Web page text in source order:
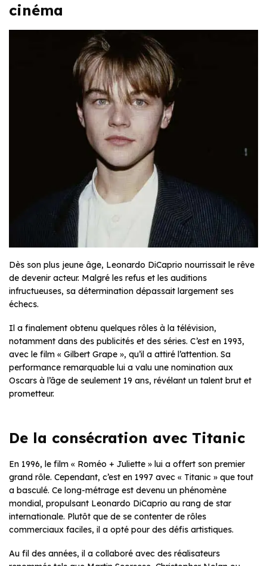
cinéma
Dès son plus jeune âge, Leonardo DiCaprio nourrissait le rêve
de devenir acteur. Malgré les refus et les auditions
infructueuses, sa détermination dépassait largement ses
échecs.
Il a finalement obtenu quelques rôles à la télévision,
notamment dans des publicités et des séries. C’est en 1993,
avec le film « Gilbert Grape », qu’il a attiré l’attention. Sa
performance remarquable lui a valu une nomination aux
Oscars à l’âge de seulement 19 ans, révélant un talent brut et
prometteur.
De la consécration avec Titanic
En 1996, le film « Roméo + Juliette » lui a offert son premier
grand rôle. Cependant, c’est en 1997 avec « Titanic » que tout
a basculé. Ce long-métrage est devenu un phénomène
mondial, propulsant Leonardo DiCaprio au rang de star
internationale. Plutôt que de se contenter de rôles
commerciaux faciles, il a opté pour des défis artistiques.
Au fil des années, il a collaboré avec des réalisateurs